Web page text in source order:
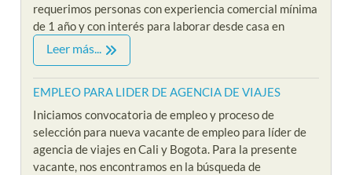
requerimos personas con experiencia comercial mínima
de 1 año y con interés para laborar desde casa en
Leer más...
EMPLEO PARA LIDER DE AGENCIA DE VIAJES
Iniciamos convocatoria de empleo y proceso de
selección para nueva vacante de empleo para líder de
agencia de viajes en Cali y Bogota. Para la presente
vacante, nos encontramos en la búsqueda de